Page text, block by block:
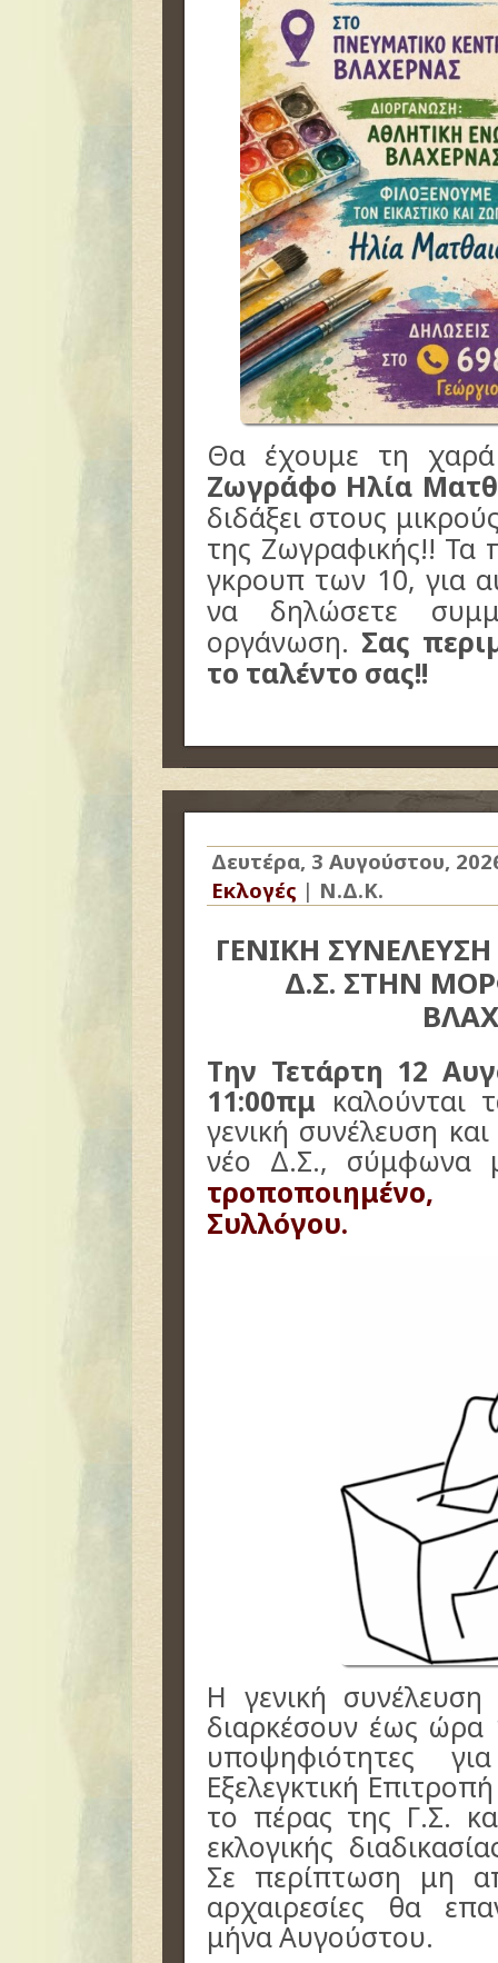
Θα έχουμε τη
Ζωγράφο Ηλία
διδάξει στους
της Ζωγραφικής!! Τα
γκρουπ των 10, για
να δηλώσετε
οργάνωση. Σας
το ταλέντο σας!!
Δευτέρα, 3 Αυγούστου,
Εκλογές | Ν.Δ.Κ.
ΓΕΝΙΚΗ
Δ.Σ. ΣΤΗΝ
Την Τετάρτη 12
11:00πμ καλούνται
γενική συνέλευση
νέο Δ.Σ., σύμφωνα
Συλλόγου.
Η γενική συνέλευση
διαρκέσουν έως ώρα
υποψηφιότητες
Εξελεγκτική
το πέρας της Γ.Σ.
εκλογικής
Σε περίπτωση μη
αρχαιρεσίες θα
μήνα Αυγούστου.